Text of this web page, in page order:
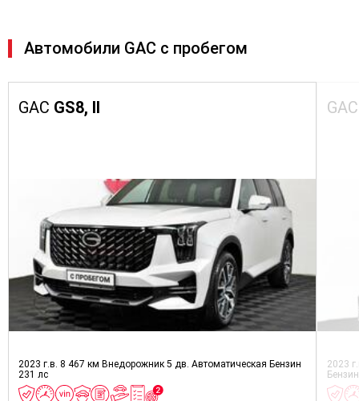
Автомобили GAC с пробегом
GAC GS8, II
2023 г.в. 8 467 км Внедорожник 5 дв. Автоматическая Бензин
231 лс
2023